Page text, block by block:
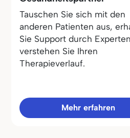
Tauschen Sie sich mit den
anderen Patienten aus,
Sie Support durch
verstehen Sie Ihren
Therapieverlauf.
Mehr erfahren